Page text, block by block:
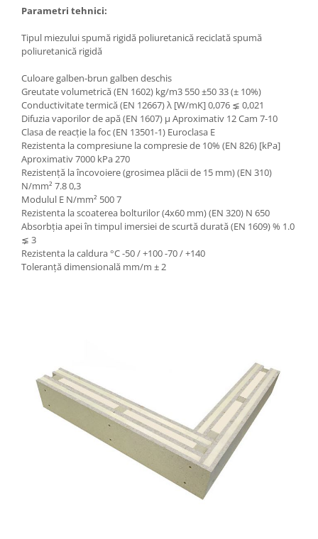
Parametri tehnici:
Tipul miezului spumă rigidă poliuretanică reciclată spumă
poliuretanică rigidă
Culoare galben-brun galben deschis
Greutate volumetrică (EN 1602) kg/m3 550 ±50 33 (± 10%)
Conductivitate termică (EN 12667) λ [W/mK] 0,076 ⪇ 0,021
Difuzia vaporilor de apă (EN 1607) µ Aproximativ 12 Cam 7-10
Clasa de reacție la foc (EN 13501-1) Euroclasa E
Rezistenta la compresiune la compresie de 10% (EN 826) [kPa]
Aproximativ 7000 kPa 270
Rezistență la încovoiere (grosimea plăcii de 15 mm) (EN 310)
N/mm² 7.8 0,3
Modulul E N/mm² 500 7
Rezistenta la scoaterea bolturilor (4x60 mm) (EN 320) N 650
Absorbția apei în timpul imersiei de scurtă durată (EN 1609) % 1.0
⪇ 3
Rezistenta la caldura °C -50 / +100 -70 / +140
Toleranță dimensională mm/m ± 2